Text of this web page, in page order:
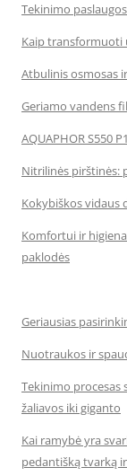
Tekinimo
Kaip transformuoti
Atbulinis osmosas
Geriamo vandens
AQUAPHOR S550
Nitrilinės pirštinės:
Kokybiškos vidaus
Komfortui ir
paklodės
Geriausias
Nuotraukos ir
Tekinimo
žaliavos iki giganto
Kai ramybė yra
pedantišką tvarką